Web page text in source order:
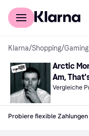
Für Shopper
Klarna/Shopping/
Arctic
Am,
Vergleiche
Probiere flexible